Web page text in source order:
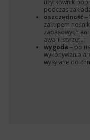
użytkownik
podczas
oszczędność –
zakupem
zapasowych
awarii sprzętu;
wygoda – po
wykonywania
wysyłane do